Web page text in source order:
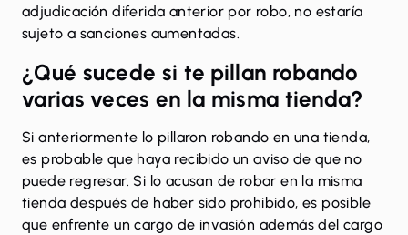
adjudicación diferida anterior por robo, no estaría
sujeto a sanciones aumentadas.
¿Qué sucede si te pillan robando
varias veces en la misma tienda?
Si anteriormente lo pillaron robando en una tienda,
es probable que haya recibido un aviso de que no
puede regresar. Si lo acusan de robar en la misma
tienda después de haber sido prohibido, es posible
que enfrente un cargo de invasión además del cargo